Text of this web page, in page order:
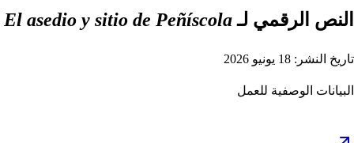
النص الرقمي لـEl asedio y sitio de Peñíscola
تاريخ النشر: 18 يونيو 2026
البيانات الوصفية للعمل